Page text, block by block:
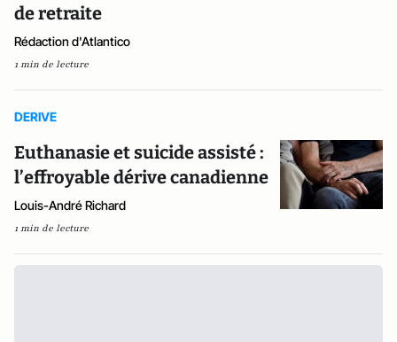
de retraite
Rédaction d'Atlantico
1 min de lecture
DERIVE
Euthanasie et suicide assisté :
l’effroyable dérive canadienne
Louis-André Richard
1 min de lecture